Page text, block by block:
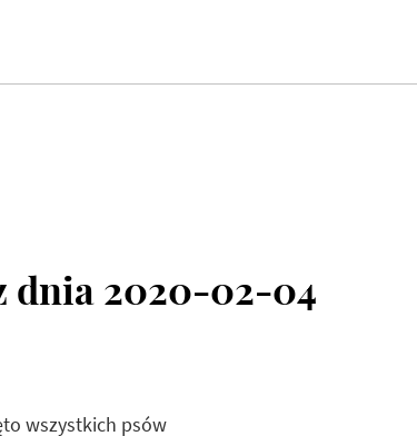
dnia 2020-02-04
wszystkich psów